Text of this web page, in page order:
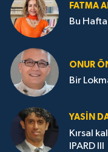
FATMA
Bu
ONUR
Bir
YASIN
Kırsal
IPARD III